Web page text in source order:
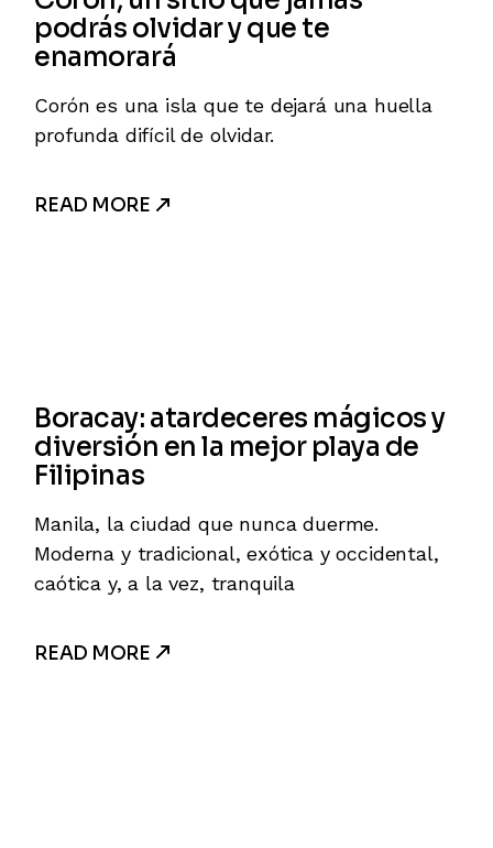
podrás olvidar y que te
enamorará
Corón es una isla que te dejará una huella
profunda difícil de olvidar.
READ MORE
Boracay: atardeceres mágicos y
diversión en la mejor playa de
Filipinas
Manila, la ciudad que nunca duerme.
Moderna y tradicional, exótica y occidental,
caótica y, a la vez, tranquila
READ MORE